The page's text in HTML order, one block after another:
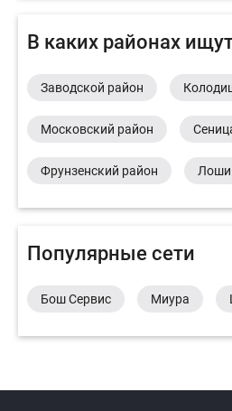
В каких районах
Заводской район
Московский район
Фрунзенский район
Популярные сети
Бош Сервис Миура